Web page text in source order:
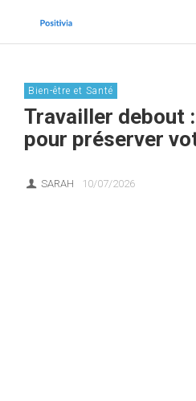
Bien-être et Santé
Travailler debout
pour préserver
SARAH 10/07/2026